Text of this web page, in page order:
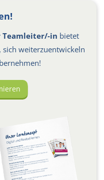
Teamleiter/-in bietet
weiterzuentwickeln